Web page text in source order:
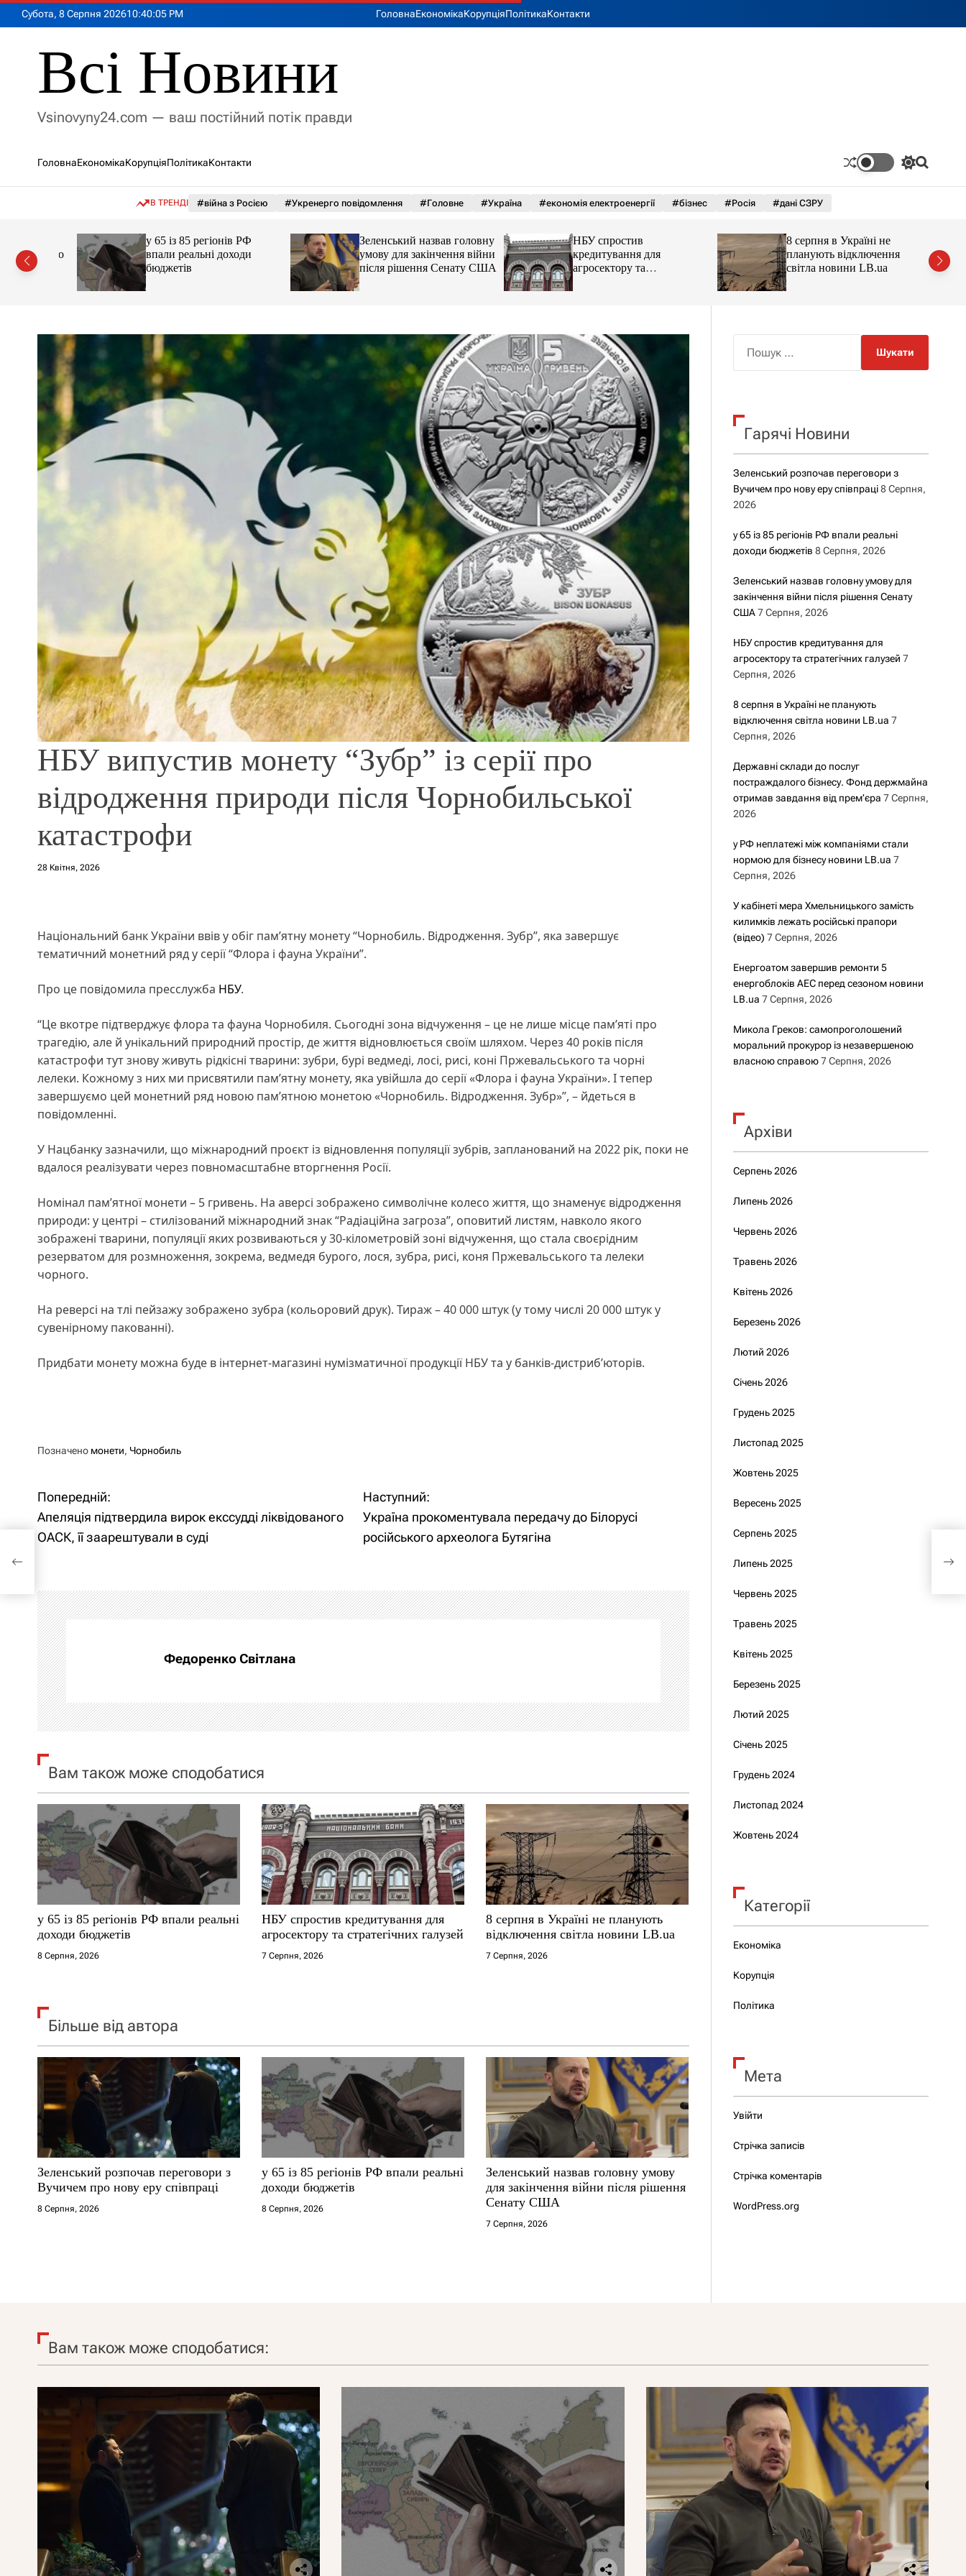
Субота, 8 Серпня 202610:40:07 PM ГоловнаЕкономікаКорупціяПолітикаКонтакти
Всі Новини
Vsinovyny24.com — ваш постійний потік правди
ГоловнаЕкономікаКорупціяПолітикаКонтакти
П
к
а
ч
р
о
у
П
В ТРЕНДІ #війна з Росією #Укренерго повідомлення #Головне #Україна #економія електроенергії #бізнес #Росія #дані СЗРУ
про
у 65 із 85 регіонів РФ
впали реальні доходи
бюджетів
Зеленський назвав головну
умову для закінчення війни
після рішення Сенату США
НБУ спростив
кредитування для
агросектору та
стратегічних галузей
8 серпня в Україні не
планують відключення
світла новини LB.ua
​НБУ випустив монету “Зубр” із серії про
відродження природи після Чорнобильської
катастрофи
28 Квітня, 2026
Національний банк України ввів у обіг пам’ятну монету “Чорнобиль. Відродження. Зубр”, яка завершує
тематичний монетний ряд у серії “Флора і фауна України”.
Про це повідомила пресслужба НБУ.
“Це вкотре підтверджує флора та фауна Чорнобиля. Сьогодні зона відчуження – це не лише місце пам’яті про
трагедію, але й унікальний природний простір, де життя відновлюється своїм шляхом. Через 40 років після
катастрофи тут знову живуть рідкісні тварини: зубри, бурі ведмеді, лосі, рисі, коні Пржевальського та чорні
лелеки. Кожному з них ми присвятили пам’ятну монету, яка увійшла до серії «Флора і фауна України». І тепер
завершуємо цей монетний ряд новою пам’ятною монетою «Чорнобиль. Відродження. Зубр»”, – йдеться в
повідомленні.
У Нацбанку зазначили, що міжнародний проєкт із відновлення популяції зубрів, запланований на 2022 рік, поки не
вдалося реалізувати через повномасштабне вторгнення Росії.
Номінал пам’ятної монети – 5 гривень. На аверсі зображено символічне колесо життя, що знаменує відродження
природи: у центрі – стилізований міжнародний знак “Радіаційна загроза”, оповитий листям, навколо якого
зображені тварини, популяції яких розвиваються у 30-кілометровій зоні відчуження, що стала своєрідним
резерватом для розмноження, зокрема, ведмедя бурого, лося, зубра, рисі, коня Пржевальського та лелеки
чорного.
На реверсі на тлі пейзажу зображено зубра (кольоровий друк). Тираж – 40 000 штук (у тому числі 20 000 штук у
сувенірному пакованні).
Придбати монету можна буде в інтернет-магазині нумізматичної продукції НБУ та у банків-дистриб’юторів.
Позначено монети, Чорнобиль
Н
а
і
г
а
ц
і
я
а
п
и
с
і
в
Попередній:
Апеляція підтвердила вирок екссудді ліквідованого
ОАСК, її заарештували в суді
Наступний:
Україна прокоментувала передачу до Білорусі
російського археолога Бутягіна
Федоренко Світлана
Вам також може сподобатися
у 65 із 85 регіонів РФ впали реальні
доходи бюджетів
8 Серпня, 2026
НБУ спростив кредитування для
агросектору та стратегічних галузей
7 Серпня, 2026
8 серпня в Україні не планують
відключення світла новини LB.ua
7 Серпня, 2026
Більше від автора
Зеленський розпочав переговори з
Вучичем про нову еру співпраці
8 Серпня, 2026
у 65 із 85 регіонів РФ впали реальні
доходи бюджетів
8 Серпня, 2026
Зеленський назвав головну умову
для закінчення війни після рішення
Сенату США
7 Серпня, 2026
к
Гарячі Новини
Зеленський розпочав переговори з
Вучичем про нову еру співпраці 8 Серпня,
2026
у 65 із 85 регіонів РФ впали реальні
доходи бюджетів 8 Серпня, 2026
Зеленський назвав головну умову для
закінчення війни після рішення Сенату
США 7 Серпня, 2026
НБУ спростив кредитування для
агросектору та стратегічних галузей 7
Серпня, 2026
8 серпня в Україні не планують
відключення світла новини LB.ua 7
Серпня, 2026
Державні склади до послуг
постраждалого бізнесу. Фонд держмайна
отримав завдання від прем’єра 7 Серпня,
2026
у РФ неплатежі між компаніями стали
нормою для бізнесу новини LB.ua 7
Серпня, 2026
У кабінеті мера Хмельницького замість
килимків лежать російські прапори
(відео) 7 Серпня, 2026
Енергоатом завершив ремонти 5
енергоблоків АЕС перед сезоном новини
LB.ua 7 Серпня, 2026
Микола Греков: самопроголошений
моральний прокурор із незавершеною
власною справою 7 Серпня, 2026
Архіви
Серпень 2026
Липень 2026
Червень 2026
Травень 2026
Квітень 2026
Березень 2026
Лютий 2026
Січень 2026
Грудень 2025
Листопад 2025
Жовтень 2025
Вересень 2025
Серпень 2025
Липень 2025
Червень 2025
Травень 2025
Квітень 2025
Березень 2025
Лютий 2025
Січень 2025
Грудень 2024
Листопад 2024
Жовтень 2024
Категорії
Економіка
Корупція
Політика
Мета
Увійти
Стрічка записів
Стрічка коментарів
WordPress.org
до
Вам також може сподобатися: